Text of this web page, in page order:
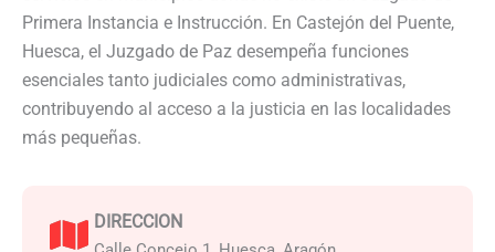
Primera Instancia e Instrucción. En Castejón del Puente,
Huesca, el Juzgado de Paz desempeña funciones
esenciales tanto judiciales como administrativas,
contribuyendo al acceso a la justicia en las localidades
más pequeñas.
DIRECCION